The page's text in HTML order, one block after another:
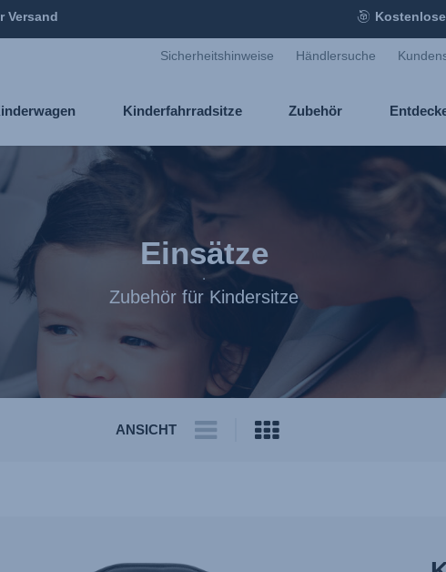
Versand
Sicherheitshinweise Händlersuche
Kinderfahrradsitze Zubehör
Einsätze
Zubehör für Kindersitze
ANSICHT